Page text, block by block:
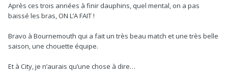
Après ces trois années à finir dauphins, quel mental, on a pas
baissé les bras, ON L’A FAIT !
Bravo à Bournemouth qui a fait un très beau match et une très belle
saison, une chouette équipe.
Et à City, je n’aurais qu’une chose à dire…